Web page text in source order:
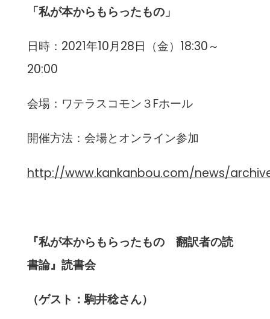
「私が本からもらったもの」
日時：2021年10月28日（金）18:30～
20:00
会場：ワテラスコモン３Fホール
開催方法：会場とオンライン参加
http://www.kankanbou.com/news/
『私が本からもらったもの 翻訳者の読
書論』読書会
（ゲスト：駒井稔さん）